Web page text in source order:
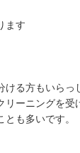
ます
る方もいらっ
リーニングを
も多いです。